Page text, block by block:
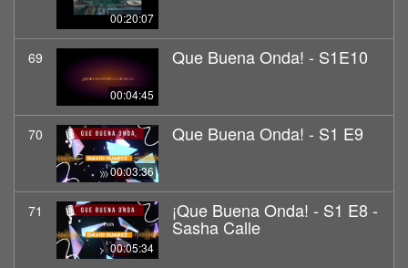
00:20:07
69
00:04:45
Que Buena Onda! - S1E10
70
00:03:36
Que Buena Onda! - S1 E9
71
00:05:34
¡Que Buena Onda! - S1 E8 -
Sasha Calle